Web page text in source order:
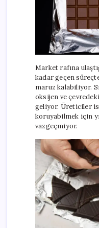
Market rafına
kadar geçen
maruz kalabiliyor.
oksijen ve
geliyor. Üreticiler
koruyabilmek için
vazgeçmiyor.